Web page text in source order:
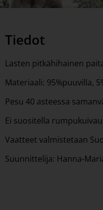
Tiedot
Lasten pitkähihainen
Materiaali: 95%puuvilla,
Pesu 40 asteessa
Ei suositella
Vaatteet valmistetaan
Suunnittelija: Hanna-